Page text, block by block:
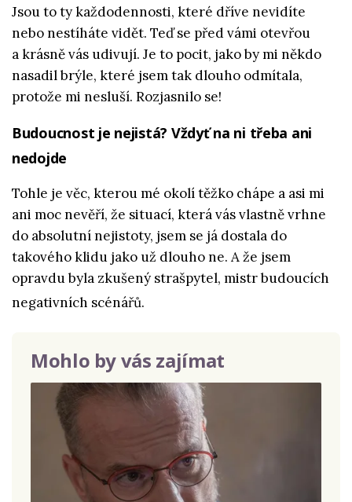
Jsou to ty každodennosti, které dříve nevidíte
nebo nestíháte vidět. Teď se před vámi otevřou
a krásně vás udivují. Je to pocit, jako by mi někdo
nasadil brýle, které jsem tak dlouho odmítala,
protože mi nesluší. Rozjasnilo se!
Budoucnost je nejistá? Vždyť na ni třeba ani
nedojde
Tohle je věc, kterou mé okolí těžko chápe a asi mi
ani moc nevěří, že situací, která vás vlastně vrhne
do absolutní nejistoty, jsem se já dostala do
takového klidu jako už dlouho ne. A že jsem
opravdu byla zkušený strašpytel, mistr budoucích
negativních scénářů.
Mohlo by vás zajímat